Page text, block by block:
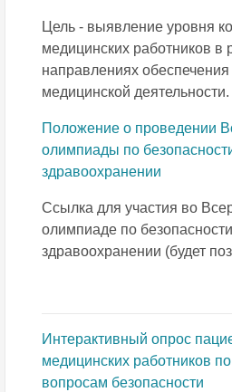
Цель - выявление уровня
медицинских работников в
направлениях обеспечения
медицинской деятельности.
Положение о проведении
олимпиады по
здравоохранении
Ссылка для участия во
олимпиаде по
здравоохранении (будет
Интерактивный опрос
медицинских работников
вопросам безопасности